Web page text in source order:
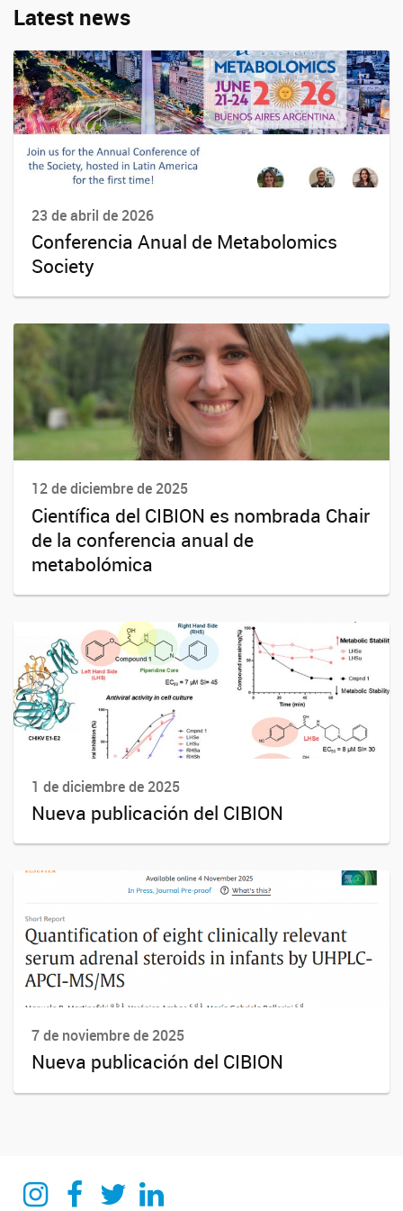
Latest news
23 de abril de 2026
Conferencia Anual de Metabolomics
Society
12 de diciembre de 2025
Científica del CIBION es nombrada Chair
de la conferencia anual de
metabolómica
1 de diciembre de 2025
Nueva publicación del CIBION
7 de noviembre de 2025
Nueva publicación del CIBION
Instagram
Facebook
TwitterLinkedin